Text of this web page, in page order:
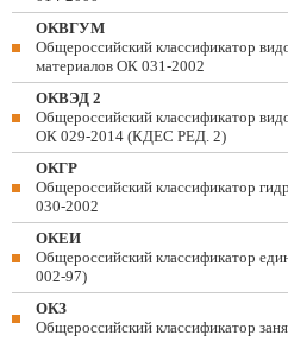
ОКВГУМ
Общероссийский классификатор
материалов ОК 031-2002
ОКВЭД 2
Общероссийский классификатор
ОК 029-2014 (КДЕС РЕД. 2)
ОКГР
Общероссийский классификатор
030-2002
ОКЕИ
Общероссийский классификатор
002-97)
ОКЗ
Общероссийский классификатор